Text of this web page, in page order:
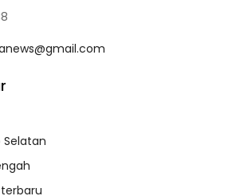
Selatan